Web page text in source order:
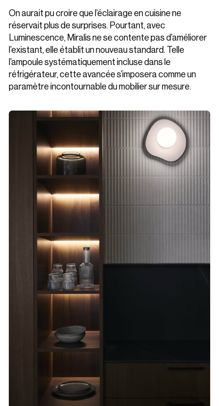
On aurait pu croire que l’éclairage en cuisine ne
réservait plus de surprises. Pourtant, avec
Luminescence, Miralis ne se contente pas d’améliorer
l’existant, elle établit un nouveau standard. Telle
l’ampoule systématiquement incluse dans le
réfrigérateur, cette avancée s’imposera comme un
paramètre incontournable du mobilier sur mesure.